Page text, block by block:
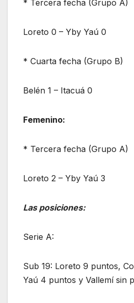
* Tercera fecha (Grupo A)
Loreto 0 – Yby Yaú 0
* Cuarta fecha (Grupo B)
Belén 1 – Itacuá 0
Femenino:
* Tercera fecha (Grupo A)
Loreto 2 – Yby Yaú 3
Las posiciones:
Serie A:
Sub 19: Loreto 9 puntos,
Yaú 4 puntos y Vallemí sin